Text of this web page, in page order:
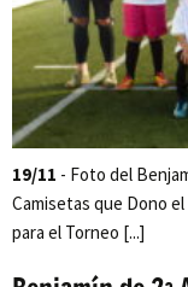
19/11 - Foto del
Camisetas que Dono
para el Torneo [...]